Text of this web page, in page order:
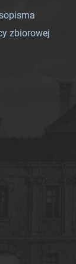
zbiorowej